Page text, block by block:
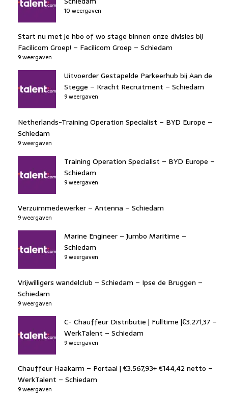
10 weergaven
Start nu met je hbo of wo stage binnen onze divisies bij
Facilicom Groep! – Facilicom Groep – Schiedam
9 weergaven
Uitvoerder Gestapelde Parkeerhub bij Aan de
Stegge – Kracht Recruitment – Schiedam
9 weergaven
Netherlands-Training Operation Specialist – BYD Europe –
Schiedam
9 weergaven
Training Operation Specialist – BYD Europe –
Schiedam
9 weergaven
Verzuimmedewerker – Antenna – Schiedam
9 weergaven
Marine Engineer – Jumbo Maritime –
Schiedam
9 weergaven
Vrijwilligers wandelclub – Schiedam – Ipse de Bruggen –
Schiedam
9 weergaven
C- Chauffeur Distributie | Fulltime |€3.271,37 –
WerkTalent – Schiedam
9 weergaven
Chauffeur Haakarm – Portaal | €3.567,93+ €144,42 netto –
WerkTalent – Schiedam
9 weergaven